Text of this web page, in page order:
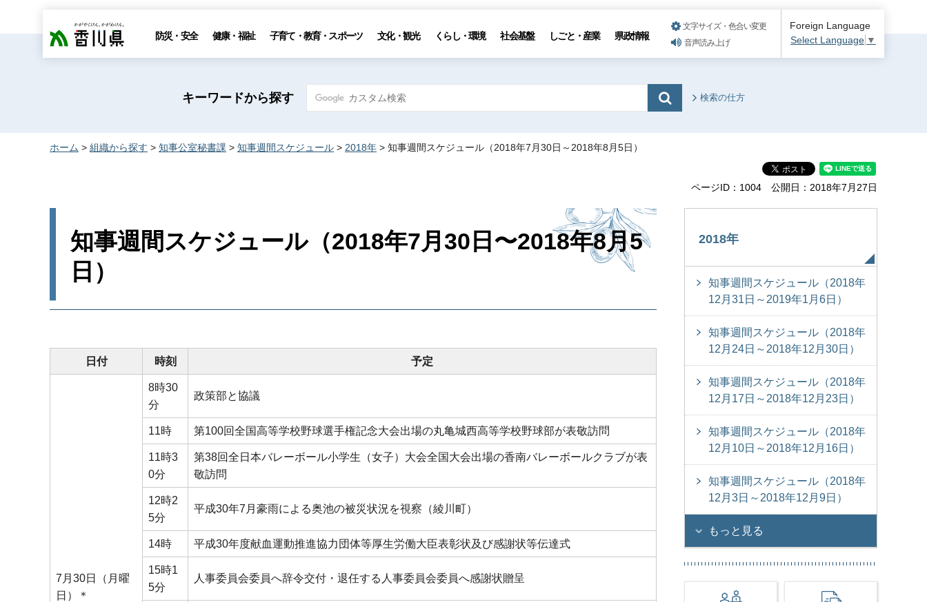
香川県 防災・安全 健康・福祉 子育て・教育・スポーツ 文化・観光 くらし・環境 社会基盤 しごと・産業 県政情報
文字サイズ・色合い変更
音声読み上げ
Foreign Language
Select Language ▼
キーワードから探す 検索の仕方
ホーム > 組織から探す > 知事公室秘書課 > 知事週間スケジュール > 2018年 > 知事週間スケジュール（2018年7月30日～2018年8月5日）
ページID：1004 公開日：2018年7月27日
知事週間スケジュール（2018年7月30日〜2018年8月5
日）
日付 時刻 予定
7月30日（月曜
日）＊
8時30
分
政策部と協議
11時 第100回全国高等学校野球選手権記念大会出場の丸亀城西高等学校野球部が表敬訪問
11時3
0分
第38回全日本バレーボール小学生（女子）大会全国大会出場の香南バレーボールクラブが表
敬訪問
12時2
5分
平成30年7月豪雨による奥池の被災状況を視察（綾川町）
14時 平成30年度献血運動推進協力団体等厚生労働大臣表彰状及び感謝状等伝達式
15時1
5分
人事委員会委員へ辞令交付・退任する人事委員会委員へ感謝状贈呈
2018年
知事週間スケジュール（2018年
12月31日～2019年1月6日）
知事週間スケジュール（2018年
12月24日～2018年12月30日）
知事週間スケジュール（2018年
12月17日～2018年12月23日）
知事週間スケジュール（2018年
12月10日～2018年12月16日）
知事週間スケジュール（2018年
12月3日～2018年12月9日）
もっと見る